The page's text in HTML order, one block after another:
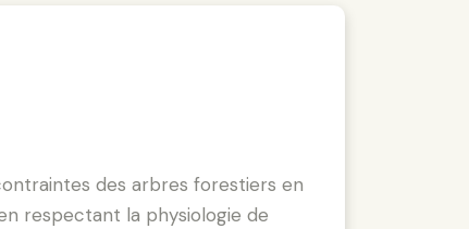
des arbres forestiers en
respectant la physiologie de